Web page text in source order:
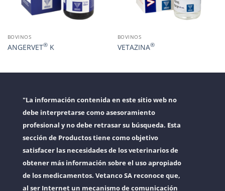
BOVINOS
ANGERVET®K
BOVINOS
VETAZINA®
"La información contenida en este sitio web no
debe interpretarse como asesoramiento
profesional y no debe retrasar su búsqueda. Esta
sección de Productos tiene como objetivo
satisfacer las necesidades de los veterinarios de
obtener más información sobre el uso apropiado
de los medicamentos. Vetanco SA reconoce que,
al ser Internet un mecanismo de comunicación